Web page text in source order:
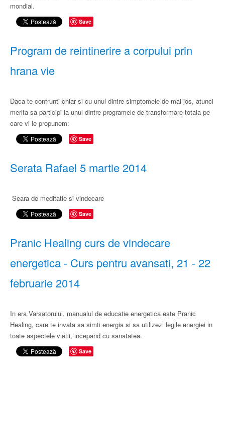
mondial.
Save
Program de reintinerire a corpului prin
hrana vie
Daca te confrunti chiar si cu unul dintre simptomele de mai jos, atunci
merita sa participi la unul dintre programele de transformare totala pe
care vi le propunem:
Save
Serata Rafael 5 martie 2014
Seara de meditatie si vindecare
Save
Pranic Healing curs de vindecare
energetica - Curs pentru avansati, 21 - 22
februarie 2014
In era Varsatorului, manualul de educatie energetica este Pranic
Healing, care te invata sa simti energia si sa utilizezi legile energiei in
toate aspectele vietii, incepand cu sanatatea.
Save